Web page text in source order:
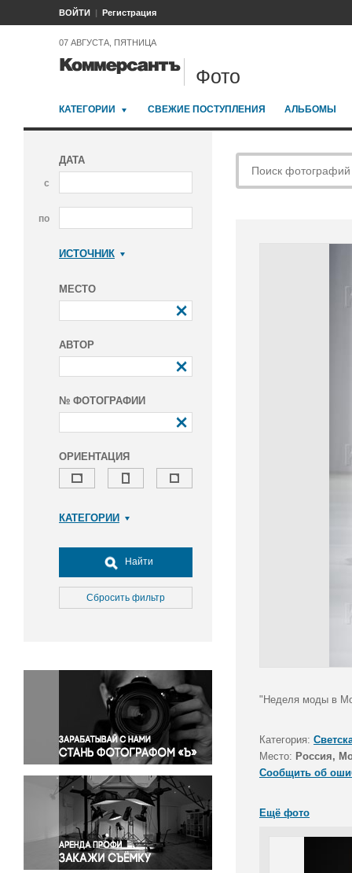
ВОЙТИ Регистрация
07 АВГУСТА, ПЯТНИЦА
Фото
КАТЕГОРИИ СВЕЖИЕ ПОСТУПЛЕНИЯ АЛЬБОМЫ
ДАТА
с
по
ИСТОЧНИК
МЕСТО
АВТОР
№ ФОТОГРАФИИ
ОРИЕНТАЦИЯ
КАТЕГОРИИ
Досуг, туризм и отдых
Культура
Медицина
Окружающая среда
Политика
Правосудие
Происшествия и конфликты
Религия
Светская жизнь
Спорт
Экология
Экономика и бизнес
Найти
Сбросить фильтр
"Неделя моды в
Категория:
Место: Россия,
Сообщить об
Ещё фото